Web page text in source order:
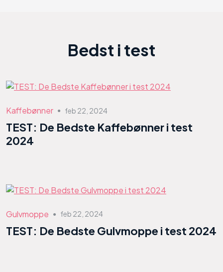
Bedst i test
Kaffebønner ● feb 22, 2024
TEST: De Bedste Kaffebønner i test
2024
Gulvmoppe ● feb 22, 2024
TEST: De Bedste Gulvmoppe i test 2024